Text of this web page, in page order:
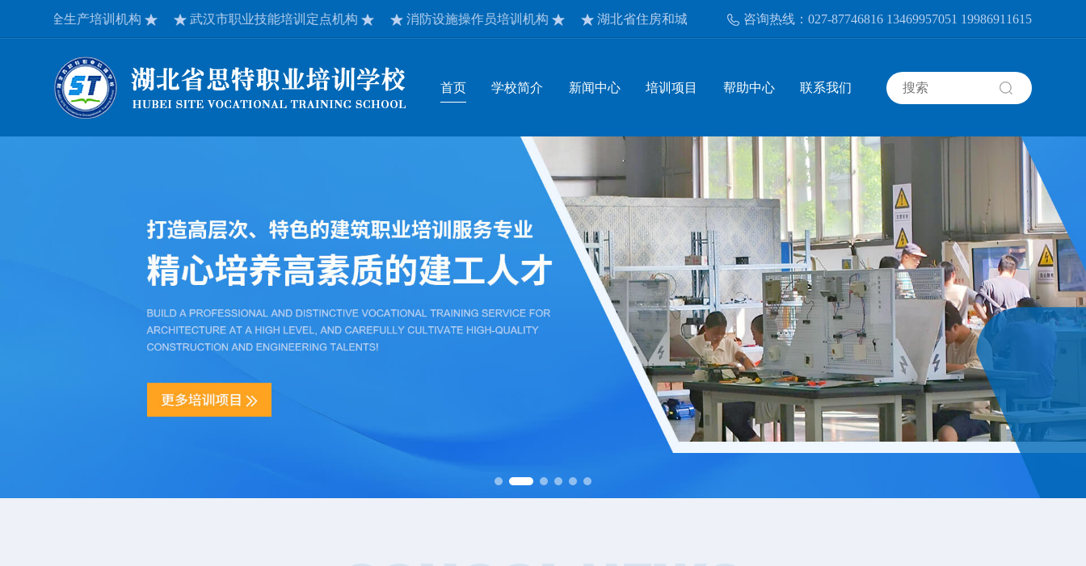
生产培训机构 武汉市职业技能培训定点机构 消防设施操作员培训机构 湖北省住房和城乡建设厅认定培训机构 湖北省应急管理厅安全生产培训机构
咨询热线：027-87746816 13469957051 19986911615
首页 学校简介 新闻中心 培训项目 帮助中心 联系我们